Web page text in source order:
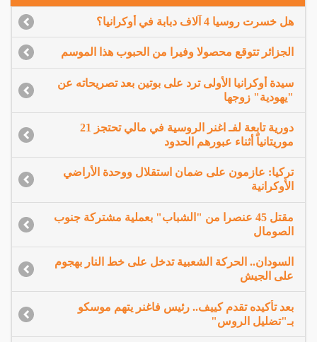
هل خسرت روسيا 4 آلاف دبابة في أوكرانيا؟
الجزائر تتوقع محصولا وفيرا من الحبوب هذا الموسم
سيدة أوكرانيا الأولى ترد على بوتين بعد تصريحاته عن
"يهودية" زوجها
دورية تابعة لفـ اغنر الروسية في مالي تحتجز 21
موريتانياً أثناء عبورهم الحدود
تركيا: عازمون على ضمان استقلال ووحدة الأراضي
الأوكرانية
مقتل 45 عنصرا من "الشباب" بعملية مشتركة جنوب
الصومال
السودان.. الحركة الشعبية تدخل على خط النار بهجوم
على الجيش
بعد تأكيده تقدم كييف.. رئيس فاغنر يتهم موسكو
بـ"تضليل الروس"